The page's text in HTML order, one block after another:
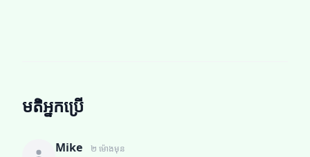
មតិអ្នកប្រើ
Mike ២ ម៉ោងមុន